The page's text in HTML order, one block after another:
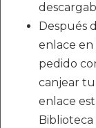
Después
enlace en
pedido
canjear
enlace